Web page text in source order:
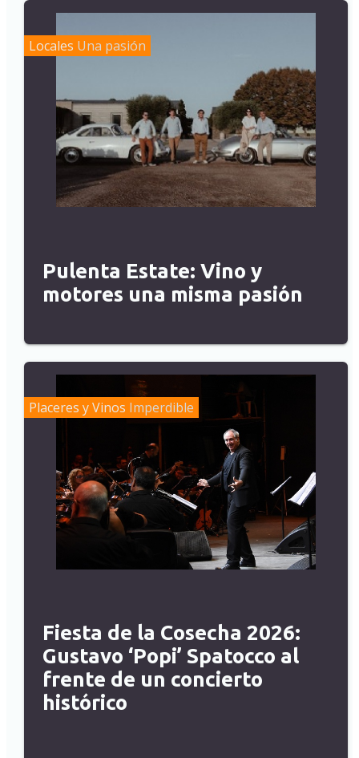
Locales Una pasión
Pulenta Estate: Vino y
motores una misma pasión
Placeres y Vinos Imperdible
Fiesta de la Cosecha 2026:
Gustavo ‘Popi’ Spatocco al
frente de un concierto
histórico